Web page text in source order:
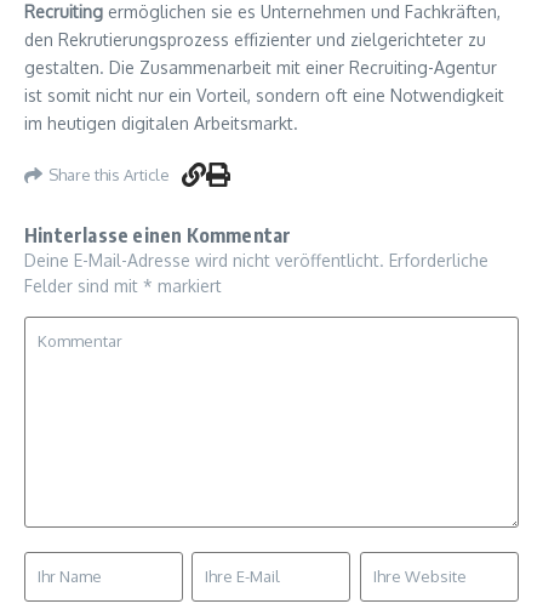
Recruiting ermöglichen sie es Unternehmen und Fachkräften,
den Rekrutierungsprozess effizienter und zielgerichteter zu
gestalten. Die Zusammenarbeit mit einer Recruiting-Agentur
ist somit nicht nur ein Vorteil, sondern oft eine Notwendigkeit
im heutigen digitalen Arbeitsmarkt.
Share this Article
Hinterlasse einen Kommentar
Deine E-Mail-Adresse wird nicht veröffentlicht. Erforderliche
Felder sind mit * markiert